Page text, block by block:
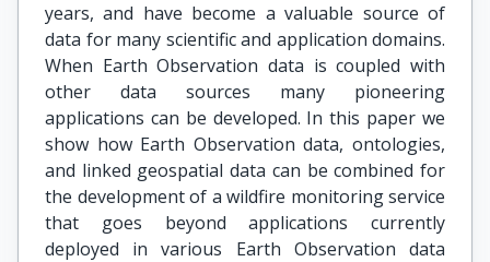
years, and have become a valuable source of
data for many scientific and application domains.
When Earth Observation data is coupled with
other data sources many pioneering
applications can be developed. In this paper we
show how Earth Observation data, ontologies,
and linked geospatial data can be combined for
the development of a wildfire monitoring service
that goes beyond applications currently
deployed in various Earth Observation data